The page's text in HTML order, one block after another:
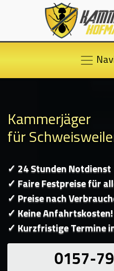
Kammerjäger
für
✓ 24 Stunden Notdienst
✓ Faire Festpreise für
✓ Preise nach
✓ Keine Anfahrtskosten!
✓ Kurzfristige Termine
0157-